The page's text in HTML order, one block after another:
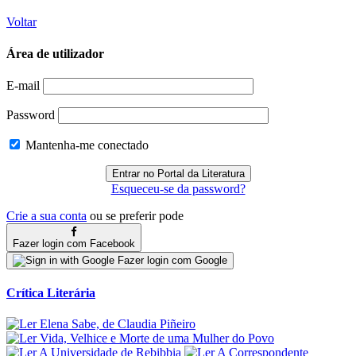
Voltar
Área de utilizador
E-mail
Password
Mantenha-me conectado
Esqueceu-se da password?
Crie a sua conta ou se preferir pode
Fazer login com Facebook
Fazer login com Google
Crítica Literária